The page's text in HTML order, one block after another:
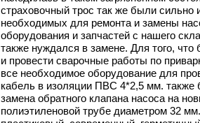
страховочный трос так же были
необходимых для ремонта и замены
оборудования и запчастей с нашего
также нуждался в замене. Для того,
и провести сварочные работы по
все необходимое оборудование для
кабель в изоляции ПВС 4*2,5 мм.
замена обратного клапана насоса на
полиэтиленовой трубе диаметром 32